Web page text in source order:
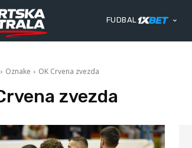
FUDBAL
Oznake OK Crvena zvezda
zvezda